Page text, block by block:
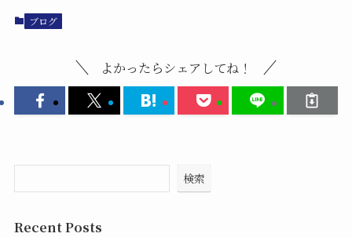
ブログ
よかったらシェアしてね！
検索
Recent Posts